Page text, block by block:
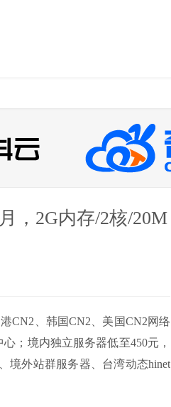
，2G内存/2核/20M
CN2、韩国CN2、美国CN2网络
；境内独立服务器低至450元，
境外站群服务器、台湾动态hinet